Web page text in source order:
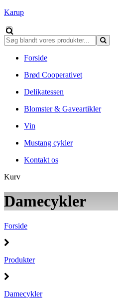
Karup
Forside
Brød Cooperativet
Delikatessen
Blomster & Gaveartikler
Vin
Mustang cykler
Kontakt os
Kurv
Damecykler
Forside
Produkter
Damecykler